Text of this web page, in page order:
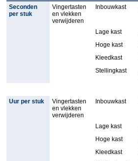
Seconden
per stuk
Vingertasten
en vlekken
verwijderen
Inbouwkast
Lage kast
Hoge kast
Kleedkast
Stellingkast
Uur per stuk
Vingertasten
en vlekken
verwijderen
Inbouwkast
Lage kast
Hoge kast
Kleedkast